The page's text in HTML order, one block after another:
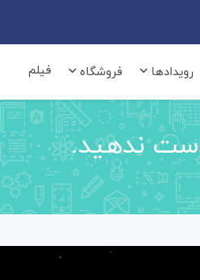
رویدادها فروشگاه فیلم